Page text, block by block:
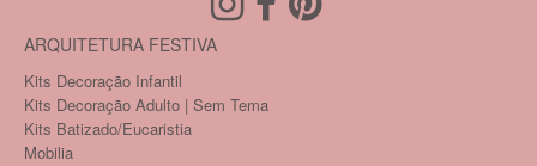
ARQUITETURA FESTIVA
Kits Decoração Infantil
Kits Decoração Adulto | Sem Tema
Kits Batizado/Eucaristia
Mobilia